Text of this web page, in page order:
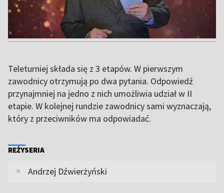
Teleturniej składa się z 3 etapów. W pierwszym
zawodnicy otrzymują po dwa pytania. Odpowiedź
przynajmniej na jedno z nich umożliwia udział w II
etapie. W kolejnej rundzie zawodnicy sami wyznaczają,
który z przeciwników ma odpowiadać.
REŻYSERIA
Andrzej Dźwierżyński